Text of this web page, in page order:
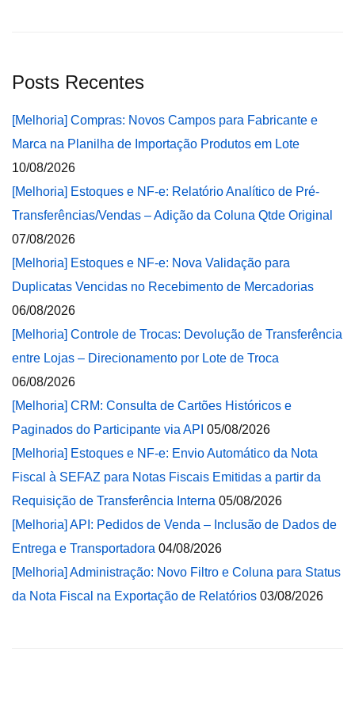
Posts Recentes
[Melhoria] Compras: Novos Campos para Fabricante e
Marca na Planilha de Importação Produtos em Lote
10/08/2026
[Melhoria] Estoques e NF-e: Relatório Analítico de Pré-
Transferências/Vendas – Adição da Coluna Qtde Original
07/08/2026
[Melhoria] Estoques e NF-e: Nova Validação para
Duplicatas Vencidas no Recebimento de Mercadorias
06/08/2026
[Melhoria] Controle de Trocas: Devolução de Transferência
entre Lojas – Direcionamento por Lote de Troca
06/08/2026
[Melhoria] CRM: Consulta de Cartões Históricos e
Paginados do Participante via API 05/08/2026
[Melhoria] Estoques e NF-e: Envio Automático da Nota
Fiscal à SEFAZ para Notas Fiscais Emitidas a partir da
Requisição de Transferência Interna 05/08/2026
[Melhoria] API: Pedidos de Venda – Inclusão de Dados de
Entrega e Transportadora 04/08/2026
[Melhoria] Administração: Novo Filtro e Coluna para Status
da Nota Fiscal na Exportação de Relatórios 03/08/2026